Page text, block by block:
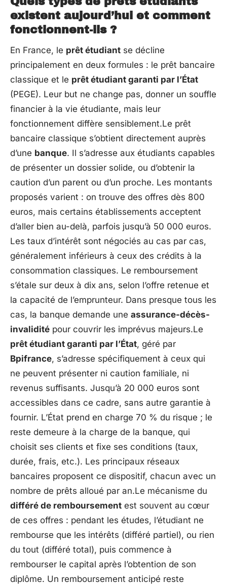
existent aujourd’hui et comment
fonctionnent-ils ?
En France, le prêt étudiant se décline
principalement en deux formules : le prêt bancaire
classique et le prêt étudiant garanti par l’État
(PEGE). Leur but ne change pas, donner un souffle
financier à la vie étudiante, mais leur
fonctionnement diffère sensiblement.Le prêt
bancaire classique s’obtient directement auprès
d’une banque. Il s’adresse aux étudiants capables
de présenter un dossier solide, ou d’obtenir la
caution d’un parent ou d’un proche. Les montants
proposés varient : on trouve des offres dès 800
euros, mais certains établissements acceptent
d’aller bien au-delà, parfois jusqu’à 50 000 euros.
Les taux d’intérêt sont négociés au cas par cas,
généralement inférieurs à ceux des crédits à la
consommation classiques. Le remboursement
s’étale sur deux à dix ans, selon l’offre retenue et
la capacité de l’emprunteur. Dans presque tous les
cas, la banque demande une assurance-décès-
invalidité pour couvrir les imprévus majeurs.Le
prêt étudiant garanti par l’État, géré par
Bpifrance, s’adresse spécifiquement à ceux qui
ne peuvent présenter ni caution familiale, ni
revenus suffisants. Jusqu’à 20 000 euros sont
accessibles dans ce cadre, sans autre garantie à
fournir. L’État prend en charge 70 % du risque ; le
reste demeure à la charge de la banque, qui
choisit ses clients et fixe ses conditions (taux,
durée, frais, etc.). Les principaux réseaux
bancaires proposent ce dispositif, chacun avec un
nombre de prêts alloué par an.Le mécanisme du
différé de remboursement est souvent au cœur
de ces offres : pendant les études, l’étudiant ne
rembourse que les intérêts (différé partiel), ou rien
du tout (différé total), puis commence à
rembourser le capital après l’obtention de son
diplôme. Un remboursement anticipé reste